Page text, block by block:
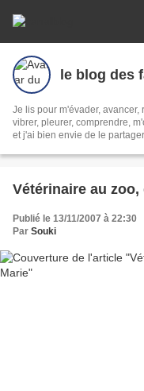
le blog des
Je lis pour m'évader,
vibrer, pleurer, comprendre,
et j'ai bien envie de le
Vétérinaire au
Publié le 13/11/2007 à 22:30
Par Souki